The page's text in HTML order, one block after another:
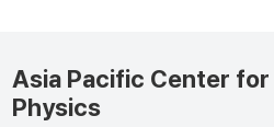
Asia Pacific Center
Physics